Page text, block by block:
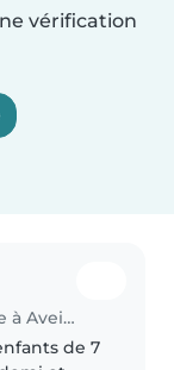
vérification
Assistante maternelle à Aveizieux
de 7